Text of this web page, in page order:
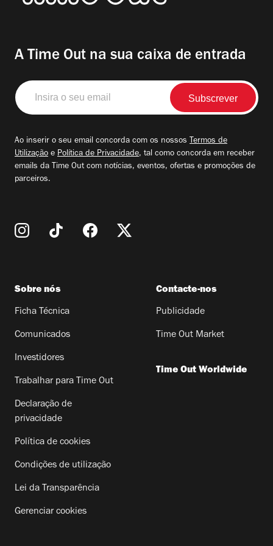
A Time Out na sua caixa de entrada
Insira
o
seu
Ao inserir o seu email concorda com os nossos Termos de
Utilização e Política de Privacidade, tal como concorda em receber
emails da Time Out com notícias, eventos, ofertas e promoções de
parceiros.
Sobre nós
Ficha Técnica
Comunicados
Investidores
Trabalhar para Time Out
Declaração de
privacidade
Política de cookies
Condições de utilização
Lei da Transparência
Gerenciar cookies
Contacte-nos
Publicidade
Time Out Market
Time Out Worldwide